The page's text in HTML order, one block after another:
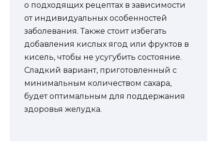
о подходящих рецептах в зависимости
от индивидуальных особенностей
заболевания. Также стоит избегать
добавления кислых ягод или фруктов в
кисель, чтобы не усугубить состояние.
Сладкий вариант, приготовленный с
минимальным количеством сахара,
будет оптимальным для поддержания
здоровья желудка.